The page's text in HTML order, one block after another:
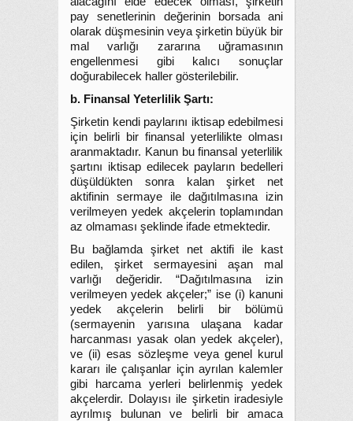
pay senetlerinin değerinin borsada ani
olarak düşmesinin veya şirketin büyük bir
mal varlığı zararına uğramasının
engellenmesi gibi kalıcı sonuçlar
doğurabilecek haller gösterilebilir.
b. Finansal Yeterlilik Şartı:
Şirketin kendi paylarını iktisap edebilmesi
için belirli bir finansal yeterlilikte olması
aranmaktadır. Kanun bu finansal yeterlilik
şartını iktisap edilecek payların bedelleri
düşüldükten sonra kalan şirket net
aktifinin sermaye ile dağıtılmasına izin
verilmeyen yedek akçelerin toplamından
az olmaması şeklinde ifade etmektedir.
Bu bağlamda şirket net aktifi ile kast
edilen, şirket sermayesini aşan mal
varlığı değeridir. “Dağıtılmasına izin
verilmeyen yedek akçeler;” ise (i) kanuni
yedek akçelerin belirli bir bölümü
(sermayenin yarısına ulaşana kadar
harcanması yasak olan yedek akçeler),
ve (ii) esas sözleşme veya genel kurul
kararı ile çalışanlar için ayrılan kalemler
gibi harcama yerleri belirlenmiş yedek
akçelerdir. Dolayısı ile şirketin iradesiyle
ayrılmış bulunan ve belirli bir amaca